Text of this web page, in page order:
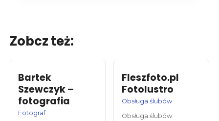
Zobcz też:
Bartek
Szewczyk –
fotografia
Fotograf
Fleszfoto.pl
Fotolustro
Obsługa ślubów
Obsługa ślubów: